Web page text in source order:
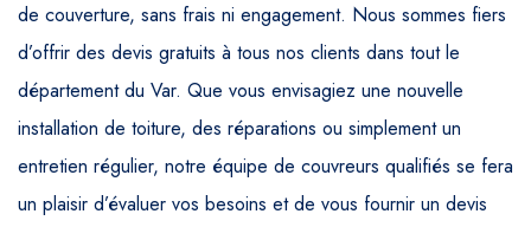
de couverture, sans frais ni engagement. Nous sommes fiers
d’offrir des devis gratuits à tous nos clients dans tout le
département du Var. Que vous envisagiez une nouvelle
installation de toiture, des réparations ou simplement un
entretien régulier, notre équipe de couvreurs qualifiés se fera
un plaisir d’évaluer vos besoins et de vous fournir un devis